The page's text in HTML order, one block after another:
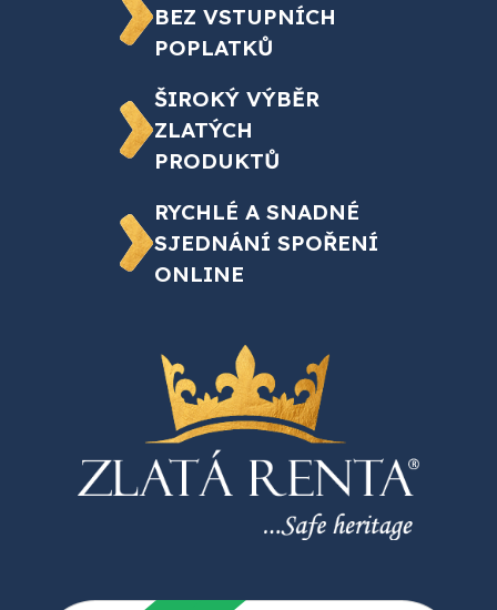
BEZ VSTUPNÍCH
POPLATKŮ
ŠIROKÝ VÝBĚR
ZLATÝCH
PRODUKTŮ
RYCHLÉ A SNADNÉ
SJEDNÁNÍ SPOŘENÍ
ONLINE